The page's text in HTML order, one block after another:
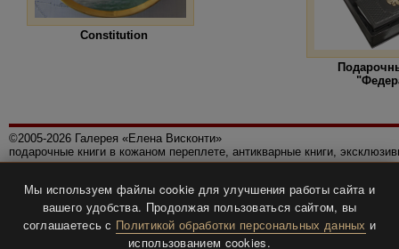
Constitution
©2005-2026 Галерея «Елена Висконти»
подарочные книги в кожаном переплете, антикварные книги,
Политика конфиденциальности
Все права защищены.
Разработка и дизайнBTV-info.
Мы используем файлы cookie для улучшения работы сайта и
вашего удобства. Продолжая пользоваться сайтом, вы
соглашаетесь с Политикой обработки персональных данных и
использованием cookies.